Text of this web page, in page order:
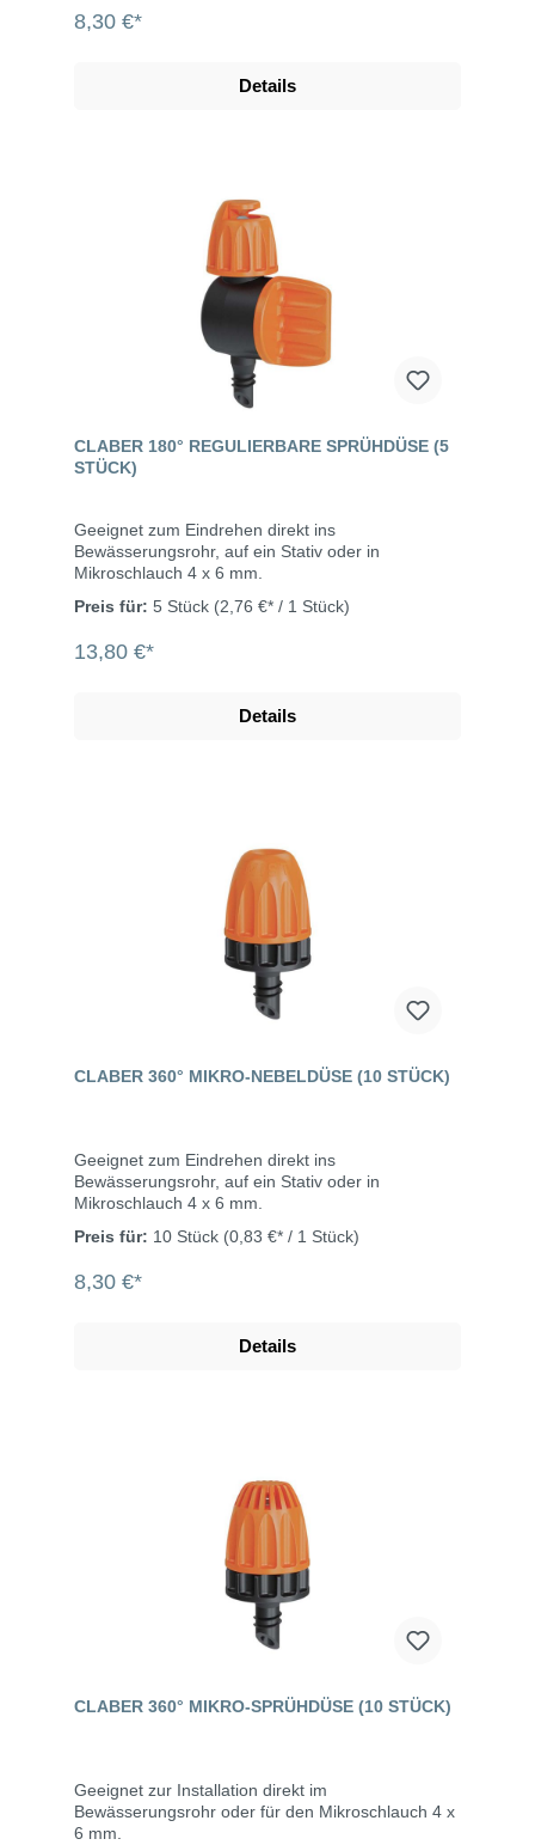
8,30 €*
Details
CLABER 180° REGULIERBARE SPRÜHDÜSE (5
STÜCK)
Geeignet zum Eindrehen direkt ins
Bewässerungsrohr, auf ein Stativ oder in
Mikroschlauch 4 x 6 mm.
Preis für: 5 Stück (2,76 €* / 1 Stück)
13,80 €*
Details
CLABER 360° MIKRO-NEBELDÜSE (10 STÜCK)
Geeignet zum Eindrehen direkt ins
Bewässerungsrohr, auf ein Stativ oder in
Mikroschlauch 4 x 6 mm.
Preis für: 10 Stück (0,83 €* / 1 Stück)
8,30 €*
Details
CLABER 360° MIKRO-SPRÜHDÜSE (10 STÜCK)
Geeignet zur Installation direkt im
Bewässerungsrohr oder für den Mikroschlauch 4 x
6 mm.